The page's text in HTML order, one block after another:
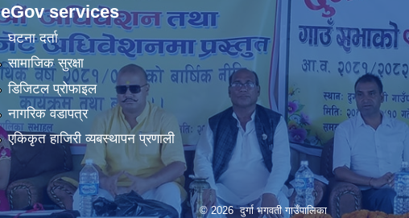
eGov services
घटना दर्ता
सामाजिक सुरक्षा
डिजिटल प्रोफाइल
नागरिक वडापत्र
एकिकृत हाजिरी व्यबस्थापन प्रणाली
© 2026 दुर्गा भगवती गाउँपालिका